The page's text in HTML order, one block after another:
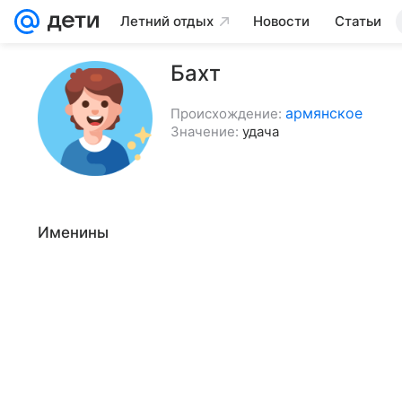
Летний отдых Новости Статьи
Бахт
Происхождение: армянское
Значение: удача
Именины